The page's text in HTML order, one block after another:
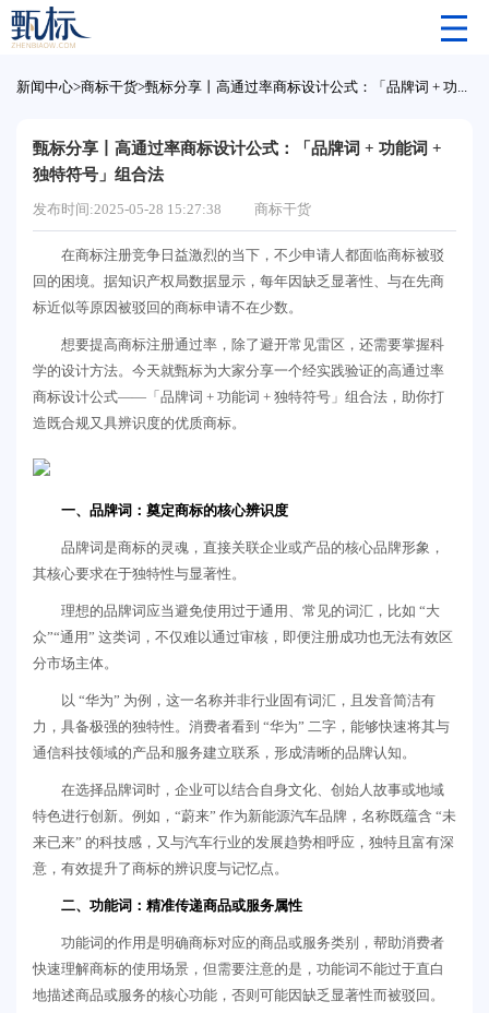
新闻中心>商标干货> 甄标分享丨高通过率商标设计公式：「品牌词 + 功能词 + 独特符号」组合法
甄标分享丨高通过率商标设计公式：「品牌词 + 功能词 +
独特符号」组合法
发布时间:2025-05-28 15:27:38 商标干货
在商标注册竞争日益激烈的当下，不少申请人都面临商标被驳
回的困境。据知识产权局数据显示，每年因缺乏显著性、与在先商
标近似等原因被驳回的商标申请不在少数。
想要提高商标注册通过率，除了避开常见雷区，还需要掌握科
学的设计方法。今天就甄标为大家分享一个经实践验证的高通过率
商标设计公式——「品牌词 + 功能词 + 独特符号」组合法，助你打
造既合规又具辨识度的优质商标。
一、品牌词：奠定商标的核心辨识度
品牌词是商标的灵魂，直接关联企业或产品的核心品牌形象，
其核心要求在于独特性与显著性。
理想的品牌词应当避免使用过于通用、常见的词汇，比如 “大
众”“通用” 这类词，不仅难以通过审核，即便注册成功也无法有效区
分市场主体。
以 “华为” 为例，这一名称并非行业固有词汇，且发音简洁有
力，具备极强的独特性。消费者看到 “华为” 二字，能够快速将其与
通信科技领域的产品和服务建立联系，形成清晰的品牌认知。
在选择品牌词时，企业可以结合自身文化、创始人故事或地域
特色进行创新。例如，“蔚来” 作为新能源汽车品牌，名称既蕴含 “未
来已来” 的科技感，又与汽车行业的发展趋势相呼应，独特且富有深
意，有效提升了商标的辨识度与记忆点。
二、功能词：精准传递商品或服务属性
功能词的作用是明确商标对应的商品或服务类别，帮助消费者
快速理解商标的使用场景，但需要注意的是，功能词不能过于直白
地描述商品或服务的核心功能，否则可能因缺乏显著性而被驳回。